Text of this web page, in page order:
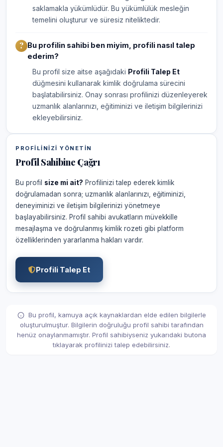
saklamakla yükümlüdür. Bu yükümlülük mesleğin
temelini oluşturur ve süresiz niteliktedir.
Bu profilin sahibi ben miyim, profili nasıl talep
ederim?
Bu profil size aitse aşağıdaki Profili Talep Et
düğmesini kullanarak kimlik doğrulama sürecini
başlatabilirsiniz. Onay sonrası profilinizi düzenleyerek
uzmanlık alanlarınızı, eğitiminizi ve iletişim bilgilerinizi
ekleyebilirsiniz.
PROFILINIZI YÖNETIN
Profil Sahibine Çağrı
Bu profil size mi ait? Profilinizi talep ederek kimlik
doğrulamadan sonra; uzmanlık alanlarınızı, eğitiminizi,
deneyiminizi ve iletişim bilgilerinizi yönetmeye
başlayabilirsiniz. Profil sahibi avukatların müvekkille
mesajlaşma ve doğrulanmış kimlik rozeti gibi platform
özelliklerinden yararlanma hakları vardır.
Profili Talep Et
Bu profil, kamuya açık kaynaklardan elde edilen bilgilerle
oluşturulmuştur. Bilgilerin doğruluğu profil sahibi tarafından
henüz onaylanmamıştır. Profil sahibiyseniz yukarıdaki butona
tıklayarak profilinizi talep edebilirsiniz.